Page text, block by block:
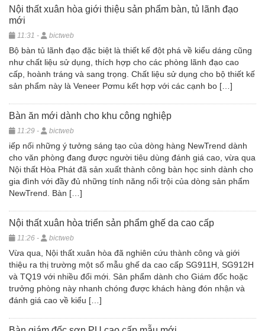
Nội thất xuân hòa giới thiệu sản phẩm bàn, tủ lãnh đạo
mới
11:31 - bictweb
Bộ bàn tủ lãnh đạo đặc biệt là thiết kế đột phá về kiểu dáng cũng
như chất liệu sử dụng, thích hợp cho các phòng lãnh đạo cao
cấp, hoành tráng và sang trọng. Chất liệu sử dụng cho bộ thiết kế
sản phẩm này là Veneer Pơmu kết hợp với các cạnh bo […]
Bàn ăn mới dành cho khu công nghiệp
11:29 - bictweb
iếp nối những ý tưởng sáng tạo của dòng hàng NewTrend dành
cho văn phòng đang được người tiêu dùng đánh giá cao, vừa qua
Nội thất Hòa Phát đã sản xuất thành công bàn học sinh dành cho
gia đình với đầy đủ những tính năng nổi trội của dòng sản phẩm
NewTrend. Bàn […]
Nội thất xuân hòa triển sản phẩm ghế da cao cấp
11:26 - bictweb
Vừa qua, Nội thất xuân hòa đã nghiên cứu thành công và giới
thiệu ra thị trường một số mẫu ghế da cao cấp SG911H, SG912H
và TQ19 với nhiều đổi mới. Sản phẩm dành cho Giám đốc hoặc
trưởng phòng này nhanh chóng được khách hàng đón nhận và
đánh giá cao về kiểu […]